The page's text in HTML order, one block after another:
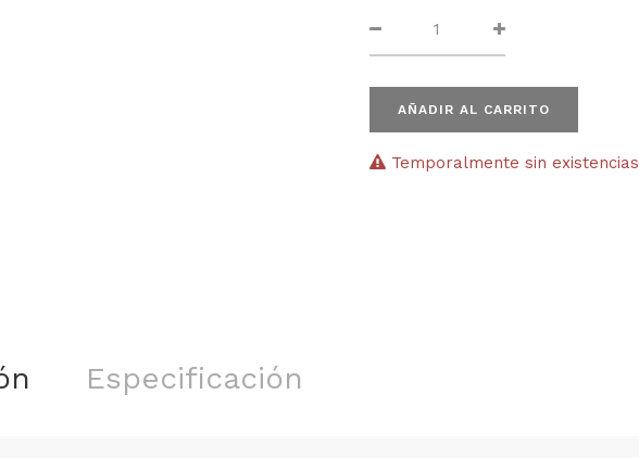
AÑADIR AL CARRITO
Temporalmente sin existencias
Especificación